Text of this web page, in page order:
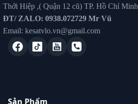
Thới Hiệp ,( Quận 12 cũ) TP. Hồ Chí Minh
ĐT/ ZALO: 0938.072729 Mr Vũ
Email: kesatvlo.vn@gmail.com
Sản Phẩm